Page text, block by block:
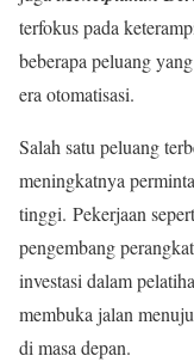
terfokus pada
beberapa peluang
era otomatisasi.
Salah satu peluang
meningkatnya
tinggi. Pekerjaan
pengembang
investasi dalam
membuka jalan
di masa depan.